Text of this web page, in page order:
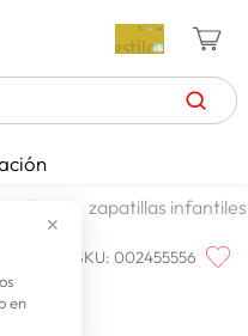
✕
en
zapatillas infantiles
SKU:002455556
03